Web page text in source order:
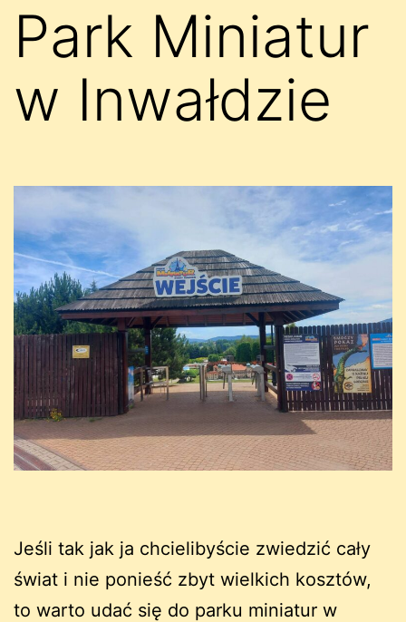
Park Miniatur
w Inwałdzie
Jeśli tak jak ja chcielibyście zwiedzić cały
świat i nie ponieść zbyt wielkich kosztów,
to warto udać się do parku miniatur w